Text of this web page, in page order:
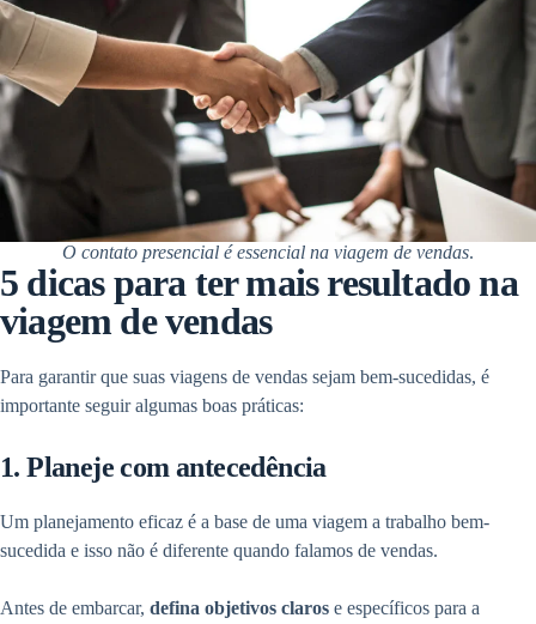
O contato presencial é essencial na viagem de vendas.
5 dicas para ter mais resultado na
viagem de vendas
Para garantir que suas viagens de vendas sejam bem-sucedidas, é
importante seguir algumas boas práticas:
1. Planeje com antecedência
Um planejamento eficaz é a base de uma viagem a trabalho bem-
sucedida e isso não é diferente quando falamos de vendas.
Antes de embarcar, defina objetivos claros e específicos para a